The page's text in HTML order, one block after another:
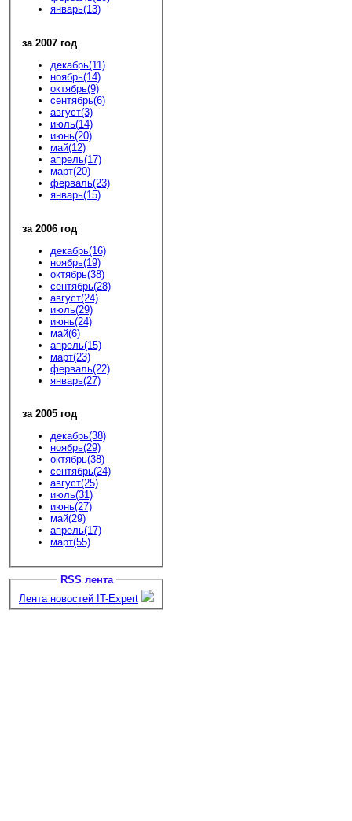
январь(13)
за 2007 год
декабрь(11)
ноябрь(14)
октябрь(9)
сентябрь(6)
август(3)
июль(14)
июнь(20)
май(12)
апрель(17)
март(20)
ферваль(23)
январь(15)
за 2006 год
декабрь(16)
ноябрь(19)
октябрь(38)
сентябрь(28)
август(24)
июль(29)
июнь(24)
май(6)
апрель(15)
март(23)
ферваль(22)
январь(27)
за 2005 год
декабрь(38)
ноябрь(29)
октябрь(38)
сентябрь(24)
август(25)
июль(31)
июнь(27)
май(29)
апрель(17)
март(55)
RSS лента
Лента новостей IT-Expert